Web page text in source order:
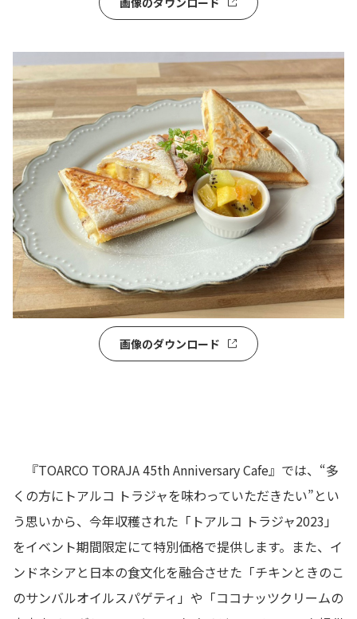
画像のダウンロード
『TOARCO TORAJA 45th Anniversary Cafe』では、“多
くの方にトアルコ トラジャを味わっていただきたい”とい
う思いから、今年収穫された「トアルコ トラジャ2023」
をイベント期間限定にて特別価格で提供します。また、イ
ンドネシアと日本の食文化を融合させた「チキンときのこ
のサンバルオイルスパゲティ」や「ココナッツクリームの